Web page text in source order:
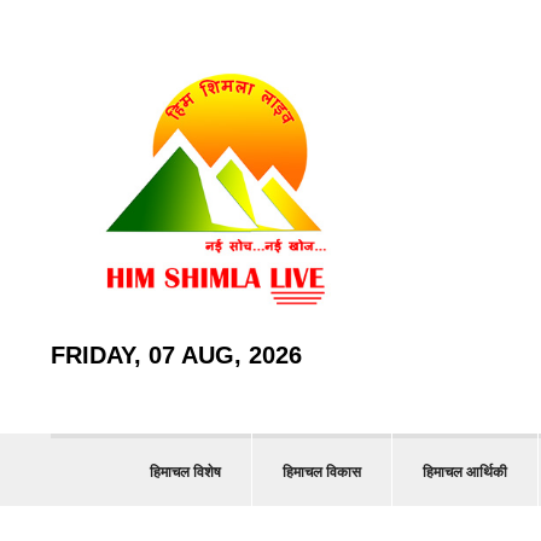
FRIDAY, 07 AUG, 2026
हिमाचल विशेष हिमाचल विकास हिमाचल आर्थिकी